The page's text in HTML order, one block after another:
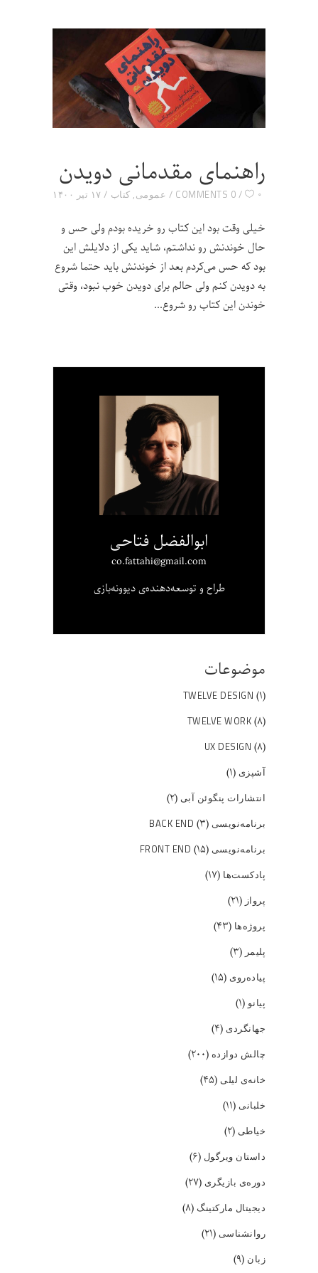
راهنمای مقدمانی دویدن
۱۷ تیر ۱۴۰۰ عمومی, کتاب 0 COMMENTS ۰
خیلی وقت بود این کتاب رو خریده بودم ولی حس و
حال خوندنش رو نداشتم، شاید یکی از دلایلش این
بود که حس می‌کردم بعد از خوندنش باید حتما شروع
به دویدن کنم ولی حالم برای دویدن خوب نبود، وقتی
خوندن این کتاب رو شروع
ابوالفضل فتاحی
co.fattahi@gmail.com
طراح و توسعه‌دهنده‌ی دیوونه‌بازی
موضوعات
TWELVE DESIGN (۱)
TWELVE WORK (۸)
UX DESIGN (۸)
آشپزی (۱)
انتشارات پنگوئن آبی (۲)
برنامه‌نویسی BACK END (۳)
برنامه‌نویسی FRONT END (۱۵)
پادکست‌ها (۱۷)
پرواز (۲۱)
پروژه‌ها (۴۳)
پلیمر (۳)
پیاده‌روی (۱۵)
پیانو(۱)
جهانگردی (۴)
چالش دوازده (۲۰۰)
خانه‌ی لیلی (۴۵)
خلبانی (۱۱)
خیاطی (۲)
داستان ویرگول (۶)
دوره‌ی بازیگری (۲۷)
دیجیتال مارکتینگ (۸)
روانشناسی (۲۱)
زبان (۹)